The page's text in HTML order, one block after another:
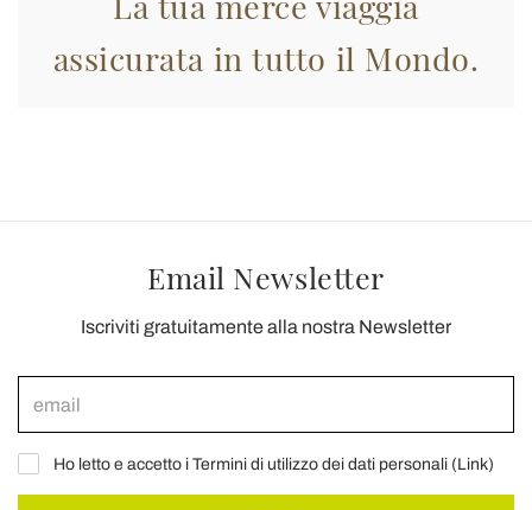
assicurata in tutto il Mondo.
Email Newsletter
Iscriviti gratuitamente alla nostra Newsletter
Ho letto e accetto i Termini di utilizzo dei dati personali (Link)